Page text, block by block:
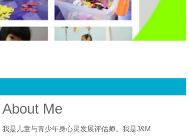
About Me
我是儿童与青少年身心灵发展评估师。我是J&M